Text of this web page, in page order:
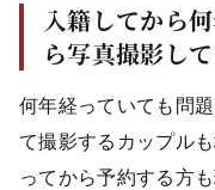
入籍してから
ら写真撮影し
何年経っていても問
て撮影するカップル
ってから予約する方